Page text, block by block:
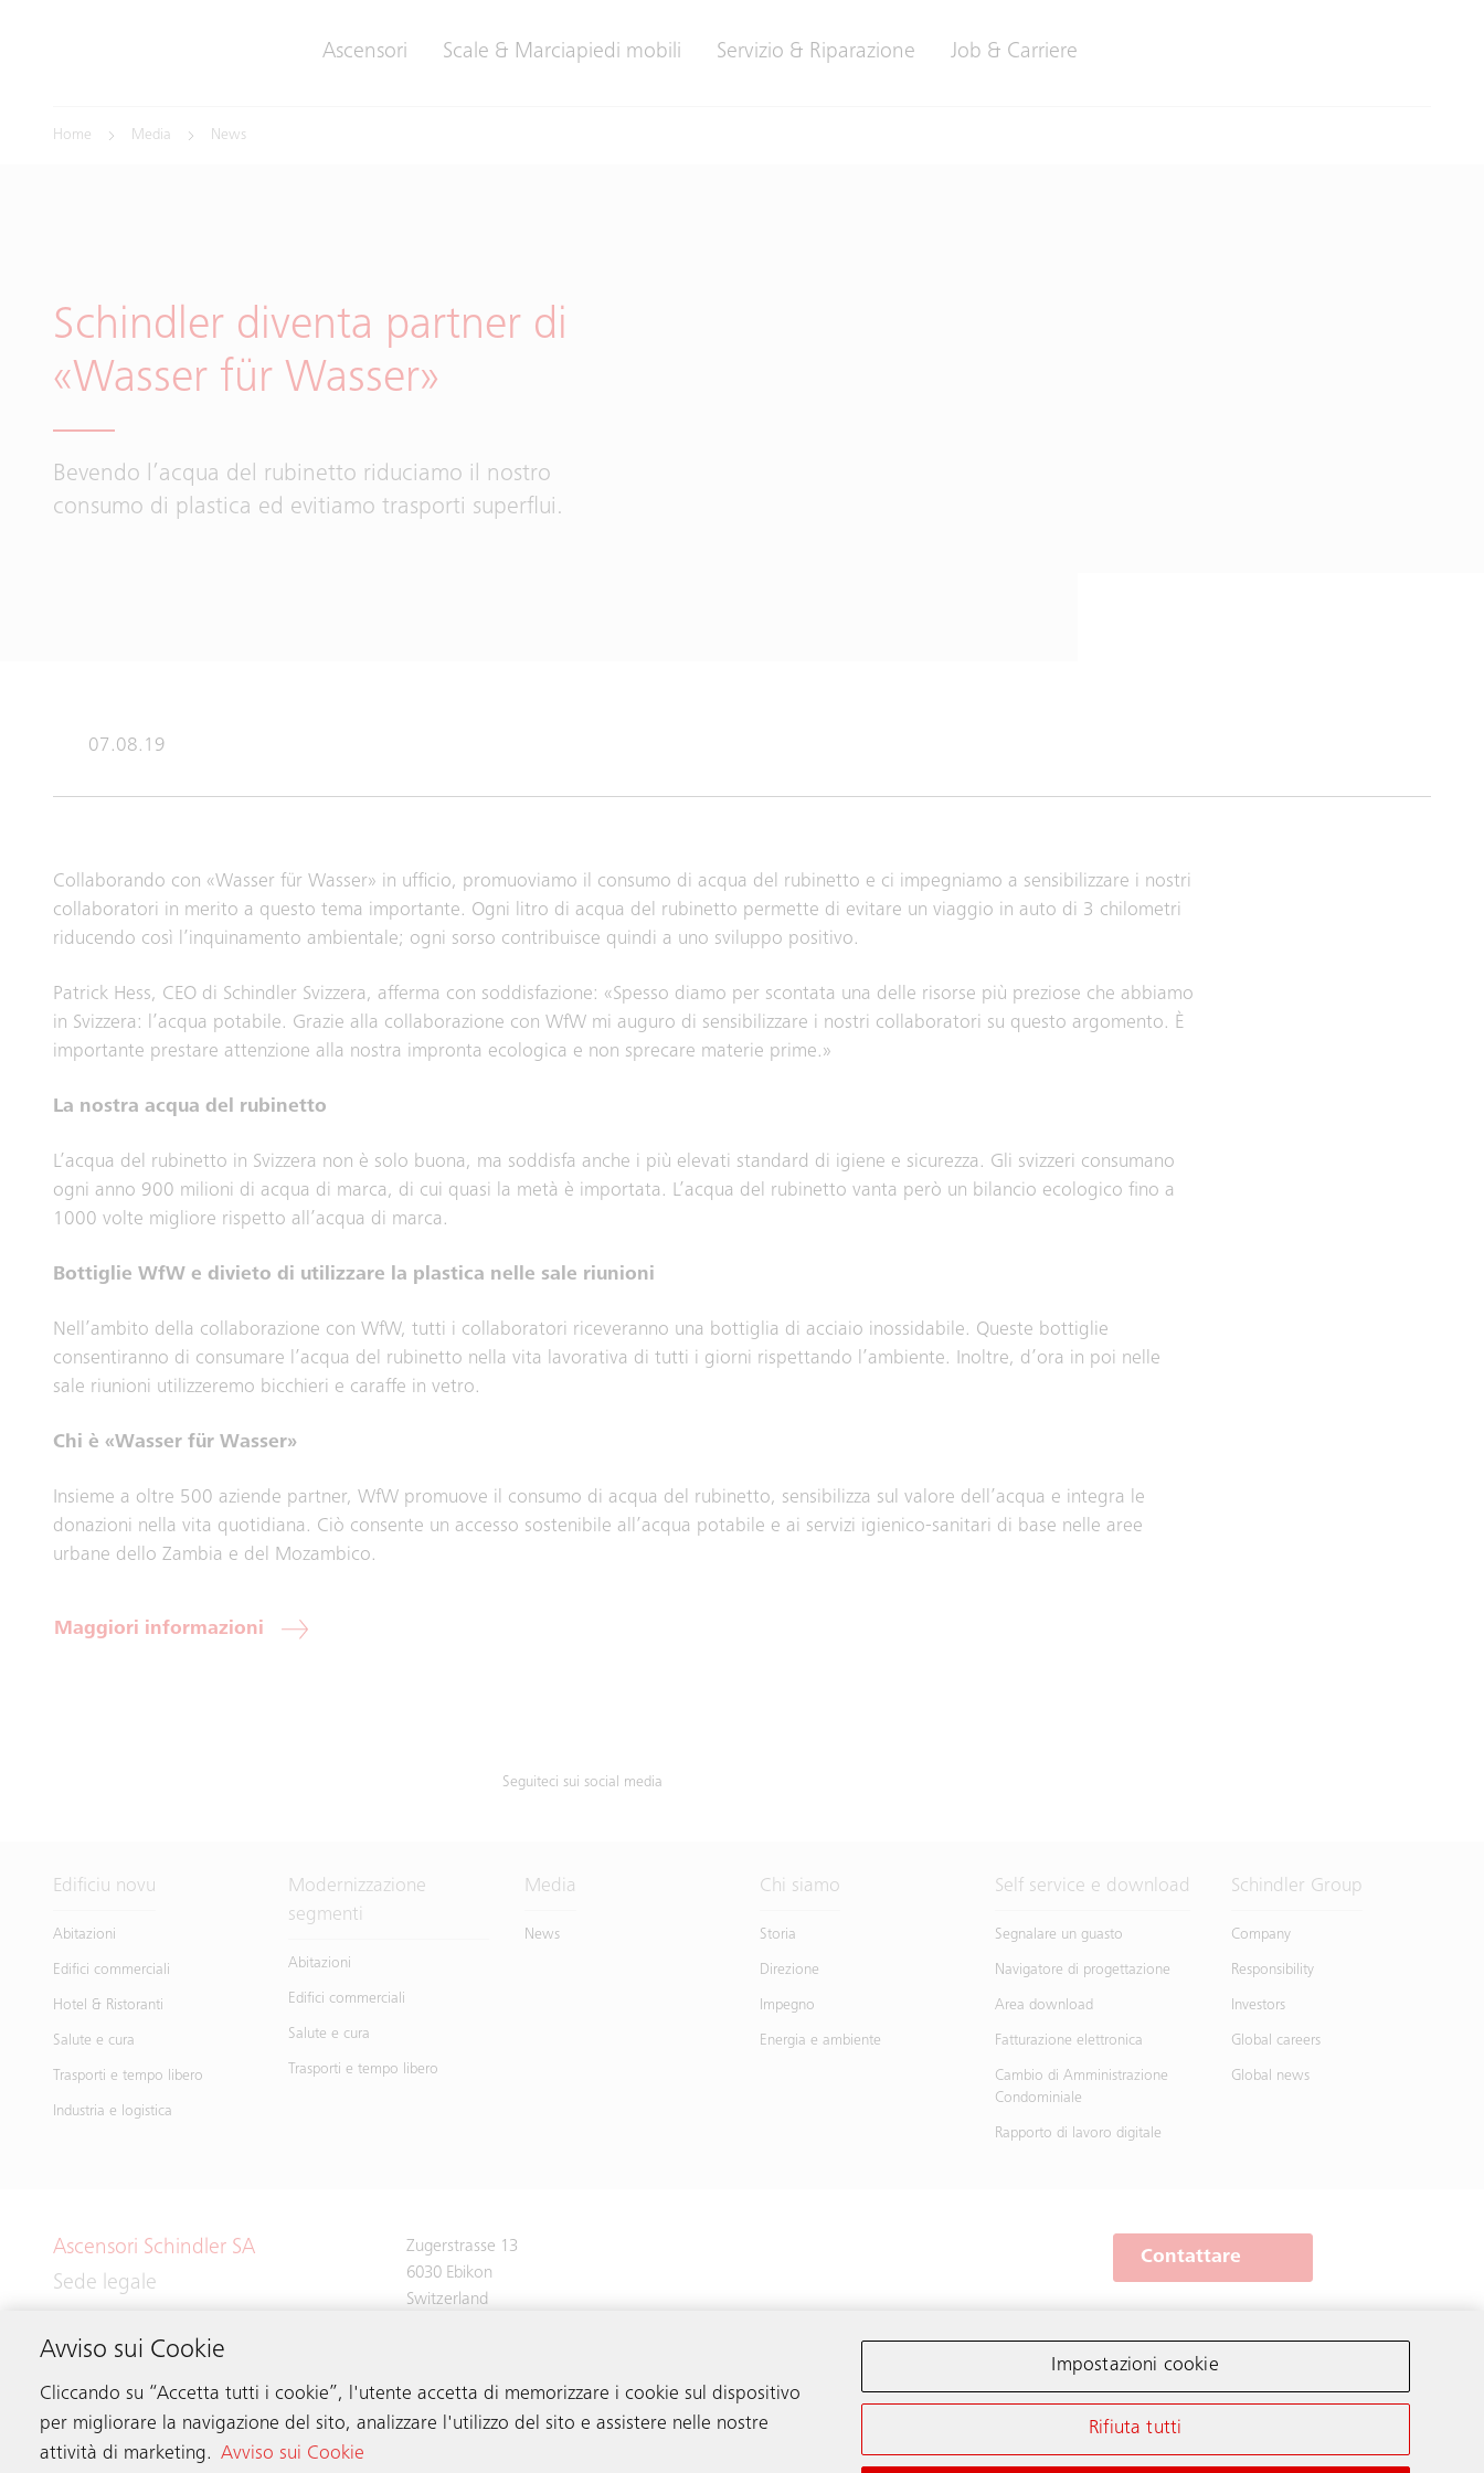
Ascensori Scale & Marciapiedi mobili Servizio & Riparazione Job & Carriere
Home Media News
Schindler diventa partner di
«Wasser für Wasser»
Bevendo l’acqua del rubinetto riduciamo il nostro
consumo di plastica ed evitiamo trasporti superflui.
07.08.19
Collaborando con «Wasser für Wasser» in ufficio, promuoviamo il consumo di acqua del rubinetto e ci impegniamo a sensibilizzare i nostri
collaboratori in merito a questo tema importante. Ogni litro di acqua del rubinetto permette di evitare un viaggio in auto di 3 chilometri
riducendo così l’inquinamento ambientale; ogni sorso contribuisce quindi a uno sviluppo positivo.
Patrick Hess, CEO di Schindler Svizzera, afferma con soddisfazione: «Spesso diamo per scontata una delle risorse più preziose che abbiamo
in Svizzera: l’acqua potabile. Grazie alla collaborazione con WfW mi auguro di sensibilizzare i nostri collaboratori su questo argomento. È
importante prestare attenzione alla nostra impronta ecologica e non sprecare materie prime.»
La nostra acqua del rubinetto
L’acqua del rubinetto in Svizzera non è solo buona, ma soddisfa anche i più elevati standard di igiene e sicurezza. Gli svizzeri consumano
ogni anno 900 milioni di acqua di marca, di cui quasi la metà è importata. L’acqua del rubinetto vanta però un bilancio ecologico fino a
1000 volte migliore rispetto all’acqua di marca.
Bottiglie WfW e divieto di utilizzare la plastica nelle sale riunioni
Nell’ambito della collaborazione con WfW, tutti i collaboratori riceveranno una bottiglia di acciaio inossidabile. Queste bottiglie
consentiranno di consumare l’acqua del rubinetto nella vita lavorativa di tutti i giorni rispettando l’ambiente. Inoltre, d’ora in poi nelle
sale riunioni utilizzeremo bicchieri e caraffe in vetro.
Chi è «Wasser für Wasser»
Insieme a oltre 500 aziende partner, WfW promuove il consumo di acqua del rubinetto, sensibilizza sul valore dell’acqua e integra le
donazioni nella vita quotidiana. Ciò consente un accesso sostenibile all’acqua potabile e ai servizi igienico-sanitari di base nelle aree
urbane dello Zambia e del Mozambico.
Maggiori informazioni
Seguiteci sui social media
Edificiu novu
Abitazioni
Edifici commerciali
Hotel & Ristoranti
Salute e cura
Trasporti e tempo libero
Industria e logistica
Modernizzazione
segmenti
Abitazioni
Edifici commerciali
Salute e cura
Trasporti e tempo libero
Media
News
Chi siamo
Storia
Direzione
Impegno
Energia e ambiente
Self service e download
Segnalare un guasto
Navigatore di progettazione
Area download
Fatturazione elettronica
Cambio di Amministrazione
Condominiale
Rapporto di lavoro digitale
Schindler Group
Company
Responsibility
Investors
Global careers
Global news
Ascensori Schindler SA
Sede legale
Zugerstrasse 13
6030 Ebikon
Switzerland
Contattare
Avviso sui Cookie
Cliccando su “Accetta tutti i cookie”, l'utente accetta di memorizzare i cookie sul dispositivo
per migliorare la navigazione del sito, analizzare l'utilizzo del sito e assistere nelle nostre
attività di marketing. Avviso sui Cookie
Impostazioni cookie
Rifiuta tutti